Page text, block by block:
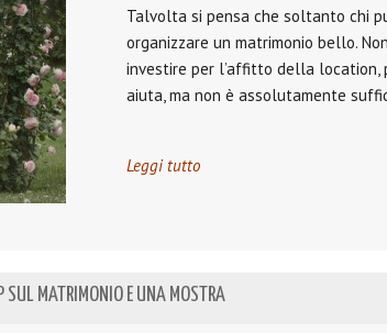
Talvolta si pensa che soltanto chi
organizzare un matrimonio bello.
investire per l’affitto della location,
aiuta, ma non è assolutamente
Leggi tutto
SUL MATRIMONIO E UNA MOSTRA